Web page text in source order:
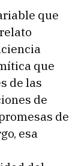
que
que
de las
de
de
esa